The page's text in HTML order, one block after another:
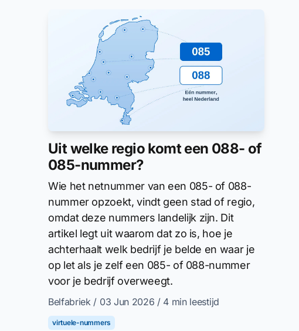
Uit welke regio komt een 088- of
085-nummer?
Wie het netnummer van een 085- of 088-
nummer opzoekt, vindt geen stad of regio,
omdat deze nummers landelijk zijn. Dit
artikel legt uit waarom dat zo is, hoe je
achterhaalt welk bedrijf je belde en waar je
op let als je zelf een 085- of 088-nummer
voor je bedrijf overweegt.
Belfabriek / 03 Jun 2026 / 4 min leestijd
virtuele-nummers